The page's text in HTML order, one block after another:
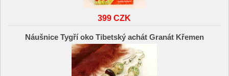
399 CZK
Náušnice Tygří oko Tibetský achát Granát Křemen